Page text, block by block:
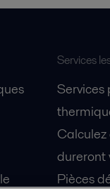
Services
Services
dureront
Pièces